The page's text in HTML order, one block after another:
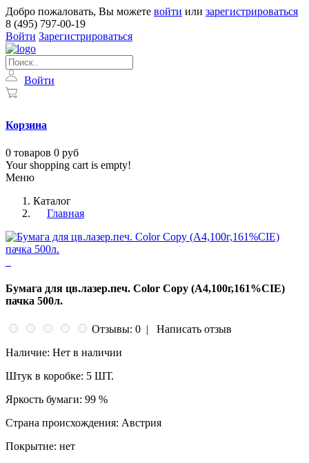
Добро пожаловать, Вы можете войти или зарегистрироваться
8 (495) 797-00-19
Войти Зарегистрироваться
Войти
Корзина
0 товаров 0 руб
Your shopping cart is empty!
Меню
Каталог
Главная
Бумага для цв.лазер.печ. Color Copy (А4,100г,161%CIE)
пачка 500л.
Отзывы: 0 |
Написать отзыв
Наличие: Нет в наличии
Штук в коробке: 5 ШТ.
Яркость бумаги: 99 %
Страна происхождения: Австрия
Покрытие: нет